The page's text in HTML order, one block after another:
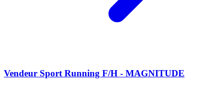
Vendeur Sport Running F/H - MAGNITUDE